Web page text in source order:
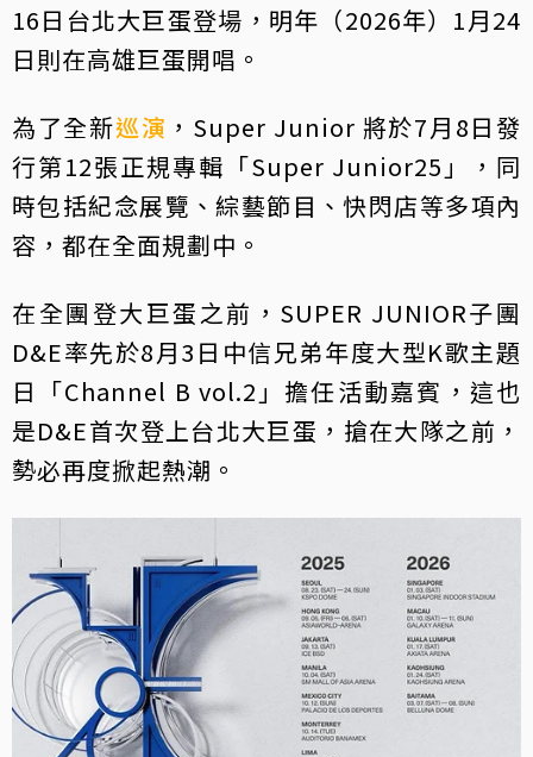
16日台北大巨蛋登場，明年（2026年）1月24
日則在高雄巨蛋開唱。
為了全新巡演 ，Super Junior 將於7月8日發
行第12張正規專輯「Super Junior25」，同
時包括紀念展覽、綜藝節目、快閃店等多項內
容，都在全面規劃中。
在全團登大巨蛋之前，SUPER JUNIOR子團
D&E率先於8月3日中信兄弟年度大型K歌主題
日「Channel B vol.2」擔任活動嘉賓，這也
是D&E首次登上台北大巨蛋，搶在大隊之前，
勢必再度掀起熱潮。